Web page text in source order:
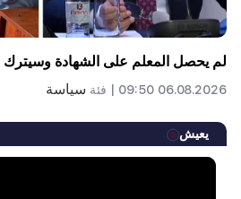
لم يحصل المعلم على الشهادة وسيترك
06.08.2026 09:50 | فئة سياسة
يعيش